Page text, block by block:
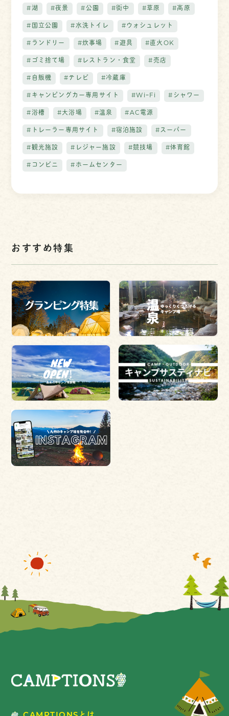
#湖 #夜景 #公園 #街中 #草原 #高原
#国立公園 #水洗トイレ #ウォシュレット
#ランドリー #炊事場 #遊具 #直火OK
#ゴミ捨て場 #レストラン・食堂 #売店
#自販機 #テレビ #冷蔵庫
#キャンピングカー専用サイト #WiｰFi #シャワー
#浴槽 #大浴場 #温泉 #AC電源
#トレーラー専用サイト #宿泊施設 #スーパー
#観光施設 #レジャー施設 #競技場 #体育館
#コンビニ #ホームセンター
おすすめ特集